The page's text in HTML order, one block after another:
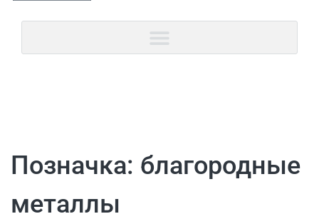
Позначка: благородные
металлы